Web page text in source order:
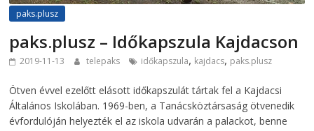
paks.plusz
paks.plusz – Időkapszula Kajdacson
2019-11-13 telepaks időkapszula, kajdacs, paks.plusz
Ötven évvel ezelőtt elásott időkapszulát tártak fel a Kajdacsi
Általános Iskolában. 1969-ben, a Tanácsköztársaság ötvenedik
évfordulóján helyezték el az iskola udvarán a palackot, benne